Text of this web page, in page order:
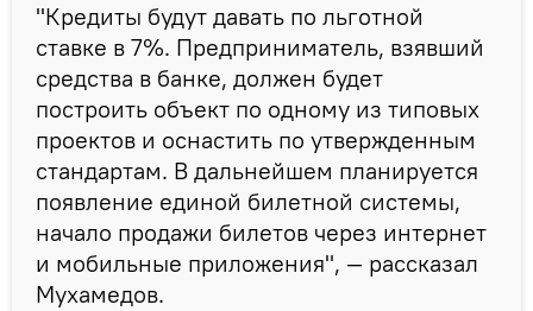
"Кредиты будут давать по льготной
ставке в 7%. Предприниматель, взявший
средства в банке, должен будет
построить объект по одному из типовых
проектов и оснастить по утвержденным
стандартам. В дальнейшем планируется
появление единой билетной системы,
начало продажи билетов через интернет
и мобильные приложения", — рассказал
Мухамедов.